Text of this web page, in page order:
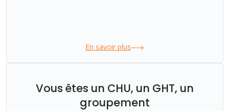
En savoir plus
Vous êtes un CHU, un GHT, un
groupement